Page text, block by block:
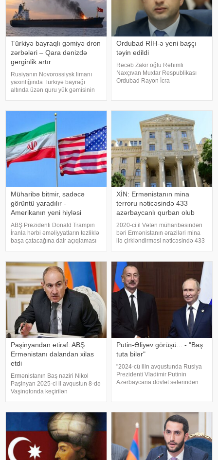
Türkiyə bayraqlı gəmiyə dron
zərbələri – Qara dənizdə
gərginlik artır
Rusiyanın Novorossiysk limanı
yaxınlığında Türkiyə bayrağı
altında üzən quru yük gəmisinin
Türkiyə mediası məlumat yayıb.
Məlumata görə, hadisə
Novorossiys
Ordubad RİH-ə yeni başçı
təyin edildi
Rəcəb Zakir oğlu Rəhimli
Naxçıvan Muxtar Respublikası
Ordubad Rayon İcra
Prezidenti İlham Əliyev Sərəncam
imzalayıb. Dövlət başçısını
Müharibə bitmir, sadəcə
görüntü yaradılır -
Amerikanın yeni hiyləsi
ABŞ Prezidenti Donald Trampın
İranla hərbi əməliyyatların tezliklə
başa çatacağına dair açıqlaması
gətirib. Lakin tərəflər arasında
əsas məsələlər üzrə həl
XİN: Ermənistanın mina
terroru nəticəsində 433
azərbaycanlı qurban olub
2020-ci il Vətən müharibəsindən
bəri Ermənistanın əraziləri mina
ilə çirkləndirməsi nəticəsində 433
Nazirliyinin "X" səhifəsində
bildirilib. Son hadisəd
Paşinyandan etiraf: ABŞ
Ermənistanı dalandan xilas
etdi
Ermənistanın Baş naziri Nikol
Paşinyan 2025-ci il avqustun 8-də
Vaşinqtonda keçirilən
ölkəsini "dalandan çıxardığını" və
yeni imkanlar yaratdığını bildirib
Putin-Əliyev görüşü... - "Baş
tuta bilər"
"2024-cü ilin avqustunda Rusiya
Prezidenti Vladimir Putinin
Azərbaycana dövlət səfərindən
fikrincə, həmin dövrdə siyasi